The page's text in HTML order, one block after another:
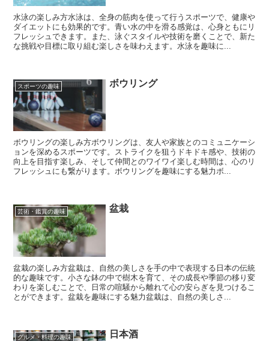
水泳の楽しみ方水泳は、全身の筋肉を使って行うスポーツで、健康や
ダイエットにも効果的です。青い水の中を滑る感覚は、心身ともにリ
フレッシュできます。また、泳ぐスタイルや技術を磨くことで、新た
な挑戦や目標に取り組む楽しさを味わえます。水泳を趣味に...
スポーツの趣味 ボウリング
ボウリングの楽しみ方ボウリングは、友人や家族とのコミュニケーシ
ョンを深めるスポーツです。ストライクを狙うドキドキ感や、技術の
向上を目指す楽しみ、そして仲間とのワイワイ楽しむ時間は、心のリ
フレッシュにも繋がります。ボウリングを趣味にする魅力ボ...
芸術・鑑賞の趣味 盆栽
盆栽の楽しみ方盆栽は、自然の美しさを手の中で表現する日本の伝統
的な趣味です。小さな鉢の中で樹木を育て、その成長や季節の移り変
わりを楽しむことで、日常の喧騒から離れて心の安らぎを見つけるこ
とができます。盆栽を趣味にする魅力盆栽は、自然の美しさ...
グルメ・料理の趣味 日本酒